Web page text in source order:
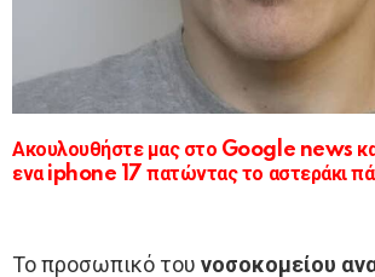
Ακουλουθήστε μας στο Google news
ενα iphone 17 πατώντας το αστεράκι
Το προσωπικό του νοσοκομείου